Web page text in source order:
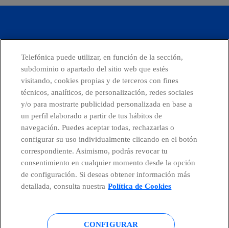
Ofrecer la mejor experiencia
digital a nuestros clientes.
facebook linkedin twitter instagram
CONTACTO
Telefónica en redes sociales
Telefónica puede utilizar, en función de la sección,
subdominio o apartado del sitio web que estés
visitando, cookies propias y de terceros con fines
técnicos, analíticos, de personalización, redes sociales
y/o para mostrarte publicidad personalizada en base a
un perfil elaborado a partir de tus hábitos de
navegación. Puedes aceptar todas, rechazarlas o
configurar su uso individualmente clicando en el botón
correspondiente. Asimismo, podrás revocar tu
consentimiento en cualquier momento desde la opción
de configuración. Si deseas obtener información más
detallada, consulta nuestra Política de Cookies
CONFIGURAR